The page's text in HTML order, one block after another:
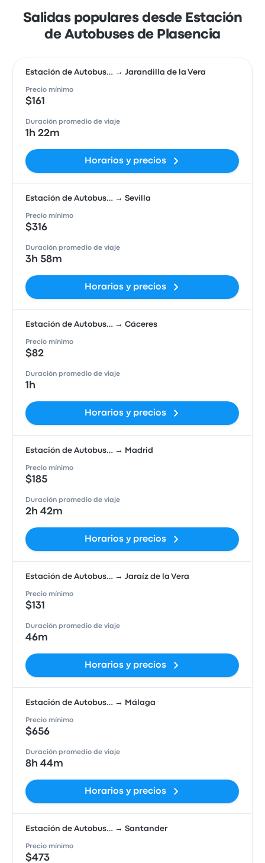
Salidas populares desde Estación
de Autobuses de Plasencia
Estación de Autobus… → Jarandilla de la Vera
Precio mínimo
$161
Duración promedio de viaje
1h 22m
Horarios y precios
Estación de Autobus… → Sevilla
Precio mínimo
$316
Duración promedio de viaje
3h 58m
Horarios y precios
Estación de Autobus… → Cáceres
Precio mínimo
$82
Duración promedio de viaje
1h
Horarios y precios
Estación de Autobus… → Madrid
Precio mínimo
$185
Duración promedio de viaje
2h 42m
Horarios y precios
Estación de Autobus… → Jaraíz de la Vera
Precio mínimo
$131
Duración promedio de viaje
46m
Horarios y precios
Estación de Autobus… → Málaga
Precio mínimo
$656
Duración promedio de viaje
8h 44m
Horarios y precios
Estación de Autobus… → Santander
Precio mínimo
$473